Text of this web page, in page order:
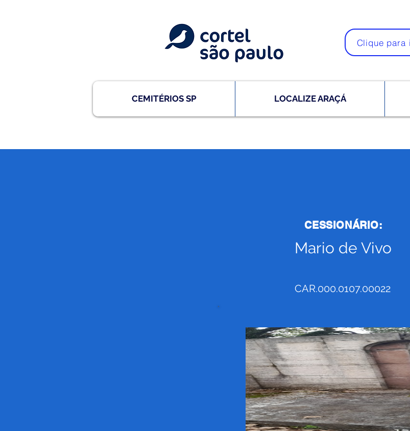
Clique para
CEMITÉRIOS SP LOCALIZE ARAÇÁ
CESSIONÁRIO:
Mario de Vivo
CAR.000.0107.00022